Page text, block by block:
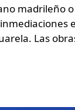
madrileño
Las